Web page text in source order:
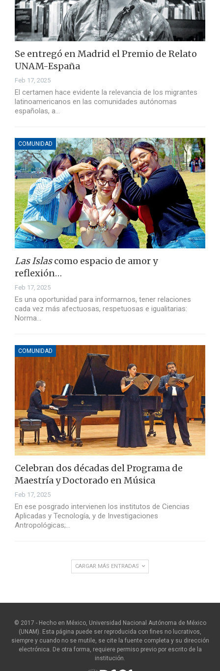
Se entregó en Madrid el Premio de Relato
UNAM-España
Feb 17, 2025
El certamen hace evidente la relevancia de los migrantes
latinoamericanos en las comunidades autónomas
españolas, a…
COMUNIDAD
Las Islascomo espacio de amor y
reflexión…
Feb 17, 2025
Es una oportunidad para informarnos, tener relaciones
cada vez más afectuosas, respetuosas e igualitarias:
Norma…
COMUNIDAD
Celebran dos décadas del Programa de
Maestría y Doctorado en Música
Feb 17, 2025
En ese posgrado intervienen los institutos de Ciencias
Aplicadas y Tecnología, y de Investigaciones
Antropológicas;…
CARGAR MÁS ENTRADAS
© 2017 - Hecho en México, Universidad Nacional Autónoma de México
(UNAM). Esta página puede ser reproducida con fines no lucrativos,
siempre y cuando no se mutile, se cite la fuente completa y su dirección
electrónica. De otra forma, requiere permiso previo por escrito de la
institución.